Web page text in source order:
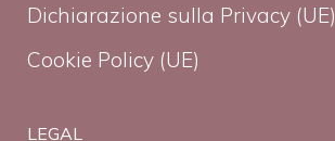
Dichiarazione sulla Privacy (UE)
Cookie Policy (UE)
LEGAL